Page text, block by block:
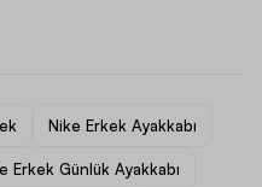
Nike Erkek Ayakkabı
Erkek Günlük Ayakkabı